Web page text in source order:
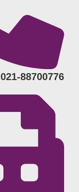
021-88700776